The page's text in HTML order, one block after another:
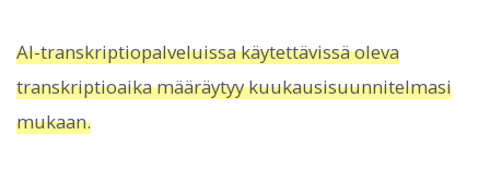
AI-transkriptiopalveluissa käytettävissä oleva
transkriptioaika määräytyy kuukausisuunnitelmasi
mukaan.